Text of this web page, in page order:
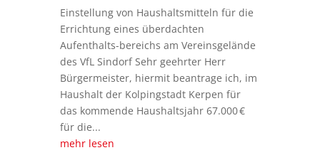
Einstellung von Haushaltsmitteln für die
Errichtung eines überdachten
Aufenthalts-bereichs am Vereinsgelände
des VfL Sindorf Sehr geehrter Herr
Bürgermeister, hiermit beantrage ich, im
Haushalt der Kolpingstadt Kerpen für
das kommende Haushaltsjahr 67.000 €
für die...
mehr lesen